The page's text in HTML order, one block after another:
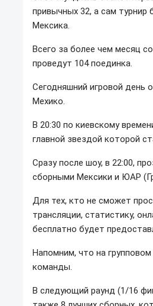
привычных 32, а сам
Мексика.
Всего за более чем месяц
проведут 104 поединка.
Сегодняшний игровой день
Мехико.
В 20:30 по киевскому
главной звездой которой
Сразу после шоу, в 22:00,
сборными Мексики и ЮАР
Для тех, кто не сможет
трансляции, статистику,
бесплатно будет
Напомним, что на
команды.
В следующий раунд (1/16